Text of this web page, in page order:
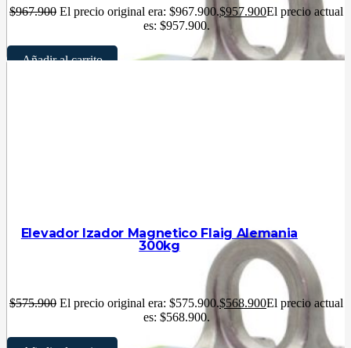
$967.900 El precio original era: $967.900.$957.900El precio actual
es: $957.900.
Añadir al carrito
Elevador Izador Magnetico Flaig Alemania
300kg
$575.900 El precio original era: $575.900.$568.900El precio actual
es: $568.900.